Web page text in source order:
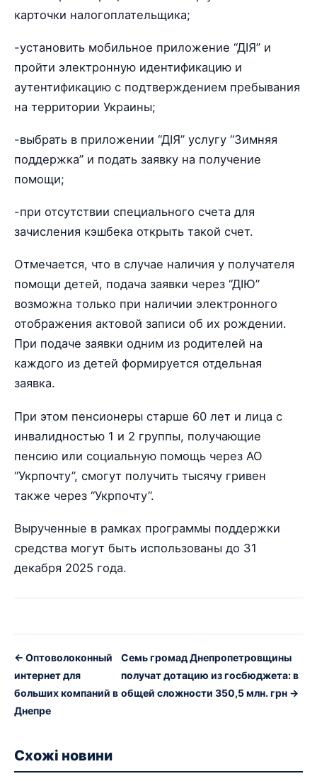
карточки налогоплательщика;
-установить мобильное приложение “ДІЯ” и
пройти электронную идентификацию и
аутентификацию с подтверждением пребывания
на территории Украины;
-выбрать в приложении “ДІЯ” услугу “Зимняя
поддержка” и подать заявку на получение
помощи;
-при отсутствии специального счета для
зачисления кэшбека открыть такой счет.
Отмечается, что в случае наличия у получателя
помощи детей, подача заявки через “ДІЮ”
возможна только при наличии электронного
отображения актовой записи об их рождении.
При подаче заявки одним из родителей на
каждого из детей формируется отдельная
заявка.
При этом пенсионеры старше 60 лет и лица с
инвалидностью 1 и 2 группы, получающие
пенсию или социальную помощь через АО
“Укрпочту”, смогут получить тысячу гривен
также через “Укрпочту”.
Вырученные в рамках программы поддержки
средства могут быть использованы до 31
декабря 2025 года.
← Оптоволоконный
интернет для
больших компаний в
Днепре
Семь громад Днепропетровщины
получат дотацию из госбюджета: в
общей сложности 350,5 млн. грн →
Схожі новини